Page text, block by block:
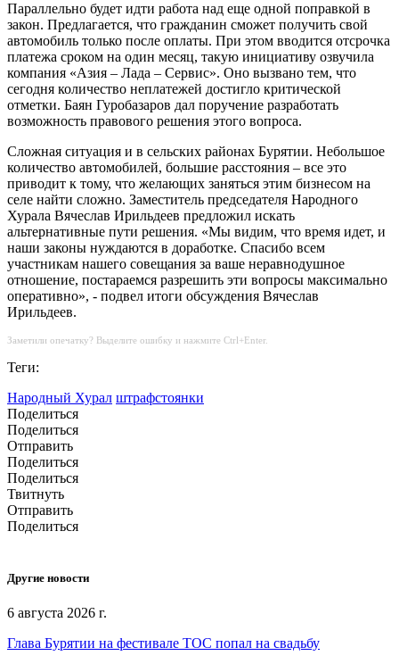
Параллельно будет идти работа над еще одной поправкой в
закон. Предлагается, что гражданин сможет получить свой
автомобиль только после оплаты. При этом вводится отсрочка
платежа сроком на один месяц, такую инициативу озвучила
компания «Азия – Лада – Сервис». Оно вызвано тем, что
сегодня количество неплатежей достигло критической
отметки. Баян Гуробазаров дал поручение разработать
возможность правового решения этого вопроса.
Сложная ситуация и в сельских районах Бурятии. Небольшое
количество автомобилей, большие расстояния – все это
приводит к тому, что желающих заняться этим бизнесом на
селе найти сложно. Заместитель председателя Народного
Хурала Вячеслав Ирильдеев предложил искать
альтернативные пути решения. «Мы видим, что время идет, и
наши законы нуждаются в доработке. Спасибо всем
участникам нашего совещания за ваше неравнодушное
отношение, постараемся разрешить эти вопросы максимально
оперативно», - подвел итоги обсуждения Вячеслав
Ирильдеев.
Заметили опечатку? Выделите ошибку и нажмите Ctrl+Enter.
Теги:
Народный Хурал штрафстоянки
Поделиться
Поделиться
Отправить
Поделиться
Поделиться
Твитнуть
Отправить
Поделиться
Другие новости
6 августа 2026 г.
Глава Бурятии на фестивале ТОС попал на свадьбу